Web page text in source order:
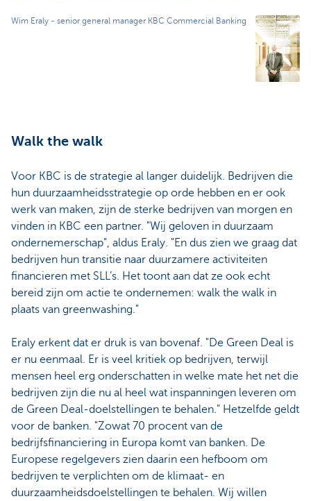
Wim Eraly - senior general manager KBC Commercial Banking
Walk the walk
Voor KBC is de strategie al langer duidelijk. Bedrijven die
hun duurzaamheidsstrategie op orde hebben en er ook
werk van maken, zijn de sterke bedrijven van morgen en
vinden in KBC een partner. "Wij geloven in duurzaam
ondernemerschap", aldus Eraly. "En dus zien we graag dat
bedrijven hun transitie naar duurzamere activiteiten
financieren met SLL’s. Het toont aan dat ze ook echt
bereid zijn om actie te ondernemen: walk the walk in
plaats van greenwashing."
Eraly erkent dat er druk is van bovenaf. "De Green Deal is
er nu eenmaal. Er is veel kritiek op bedrijven, terwijl
mensen heel erg onderschatten in welke mate het net die
bedrijven zijn die nu al heel wat inspanningen leveren om
de Green Deal-doelstellingen te behalen." Hetzelfde geldt
voor de banken. "Zowat 70 procent van de
bedrijfsfinanciering in Europa komt van banken. De
Europese regelgevers zien daarin een hefboom om
bedrijven te verplichten om de klimaat- en
duurzaamheidsdoelstellingen te behalen. Wij willen